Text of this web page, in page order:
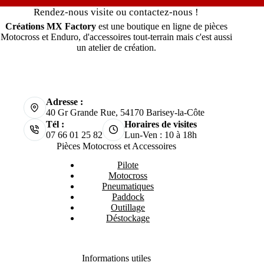
Rendez-nous visite ou contactez-nous !
Créations MX Factoryest une boutique en ligne de pièces
Motocross et Enduro, d'accessoires tout-terrain mais c'est aussi
un atelier de création.
Adresse :
40 Gr Grande Rue, 54170 Barisey-la-Côte
Tél :
07 66 01 25 82
Horaires de visites
Lun-Ven : 10 à 18h
Pièces Motocross et Accessoires
Pilote
Motocross
Pneumatiques
Paddock
Outillage
Déstockage
Informations utiles